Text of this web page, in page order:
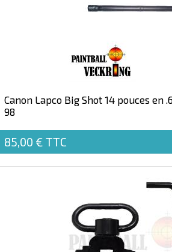
Canon Lapco Big Shot 14 pouces en
98
85,00 € TTC